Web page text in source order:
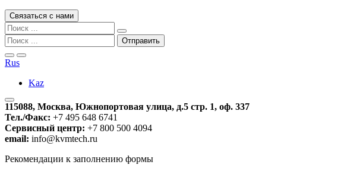
Связаться с нами
Rus
Kaz
115088, Москва, Южнопортовая улица, д.5 стр. 1, оф. 337
Тел./Факс: +7 495 648 6741
Сервисный центр: +7 800 500 4094
email: info@kvmtech.ru
Рекомендации к заполнению формы